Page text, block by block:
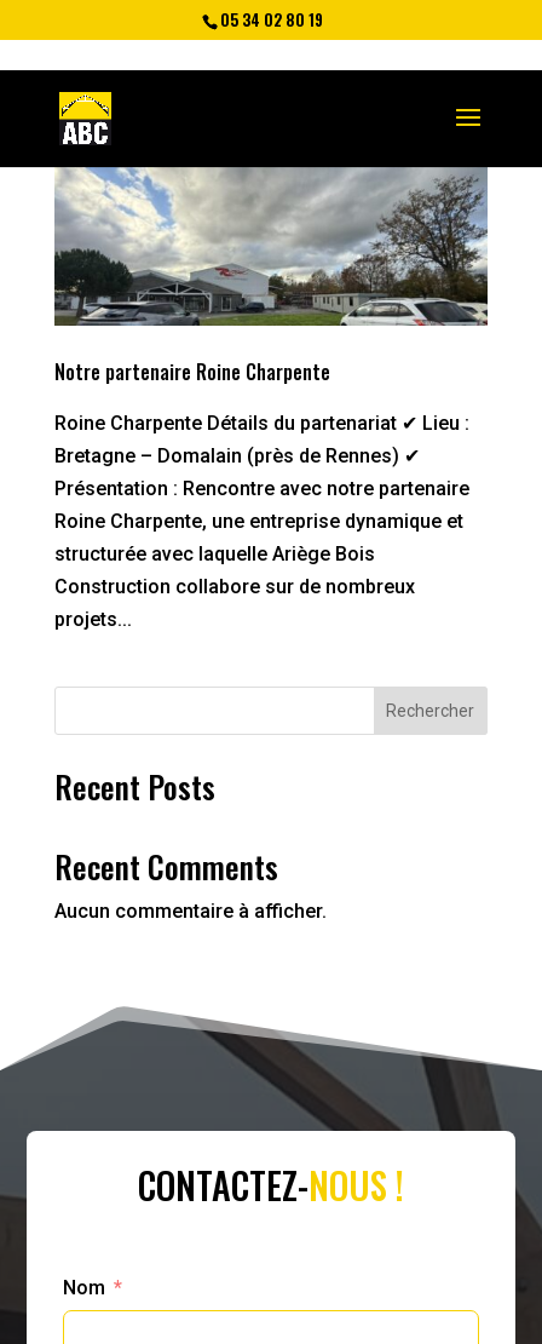
05 34 02 80 19
Notre partenaire Roine Charpente
Roine Charpente Détails du partenariat ✔ Lieu :
Bretagne – Domalain (près de Rennes) ✔
Présentation : Rencontre avec notre partenaire
Roine Charpente, une entreprise dynamique et
structurée avec laquelle Ariège Bois
Construction collabore sur de nombreux
projets...
Rechercher
Recent Posts
Recent Comments
Aucun commentaire à afficher.
CONTACTEZ-NOUS !
Nom